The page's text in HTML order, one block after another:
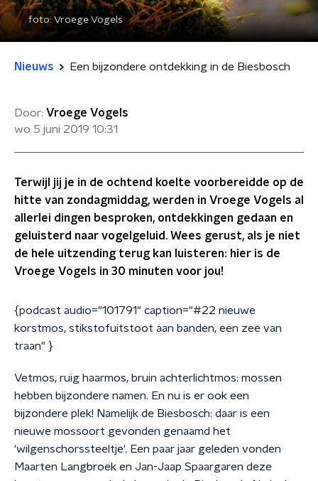
foto: Vroege Vogels
Nieuws Een bijzondere ontdekking in de Biesbosch
Door: Vroege Vogels
wo 5 juni 2019 10:31
Terwijl jij je in de ochtend koelte voorbereidde op de
hitte van zondagmiddag, werden in Vroege Vogels al
allerlei dingen besproken, ontdekkingen gedaan en
geluisterd naar vogelgeluid. Wees gerust, als je niet
de hele uitzending terug kan luisteren: hier is de
Vroege Vogels in 30 minuten voor jou!
{podcast audio="101791" caption="#22 nieuwe
korstmos, stikstofuitstoot aan banden, een zee van
traan" }
Vetmos, ruig haarmos, bruin achterlichtmos: mossen
hebben bijzondere namen. En nu is er ook een
bijzondere plek! Namelijk de Biesbosch: daar is een
nieuwe mossoort gevonden genaamd het
'wilgenschorssteeltje'. Een paar jaar geleden vonden
Maarten Langbroek en Jan-Jaap Spaargaren deze